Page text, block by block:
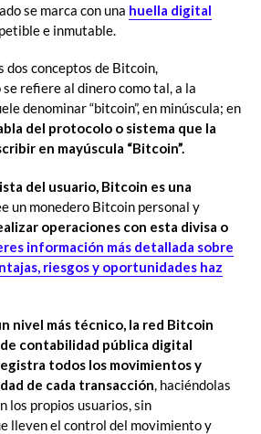
se marca con una huella digital
e inmutable.
dos conceptos de Bitcoin,
refiere al dinero como tal, a la
denominar “bitcoin”, en minúscula; en
del protocolo o sistema que la
en mayúscula “Bitcoin”.
del usuario, Bitcoin es una
un monedero Bitcoin personal y
operaciones con esta divisa o
información más detallada sobre
riesgos y oportunidades haz
nivel más técnico, la red Bitcoin
contabilidad pública digital
todos los movimientos y
de cada transacción, haciéndolas
los propios usuarios, sin
lleven el control del movimiento y